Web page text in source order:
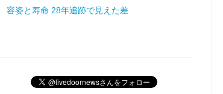
容姿と寿命 28年追跡で見えた差